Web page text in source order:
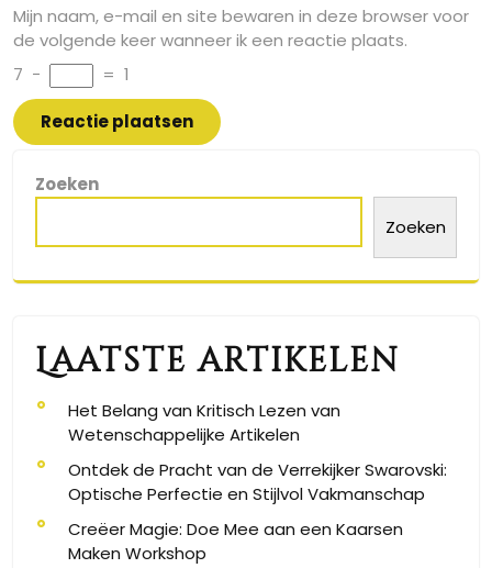
Mijn naam, e-mail en site bewaren in deze browser voor
de volgende keer wanneer ik een reactie plaats.
7 − = 1
Zoeken
Zoeken
Laatste artikelen
Het Belang van Kritisch Lezen van
Wetenschappelijke Artikelen
Ontdek de Pracht van de Verrekijker Swarovski:
Optische Perfectie en Stijlvol Vakmanschap
Creëer Magie: Doe Mee aan een Kaarsen
Maken Workshop